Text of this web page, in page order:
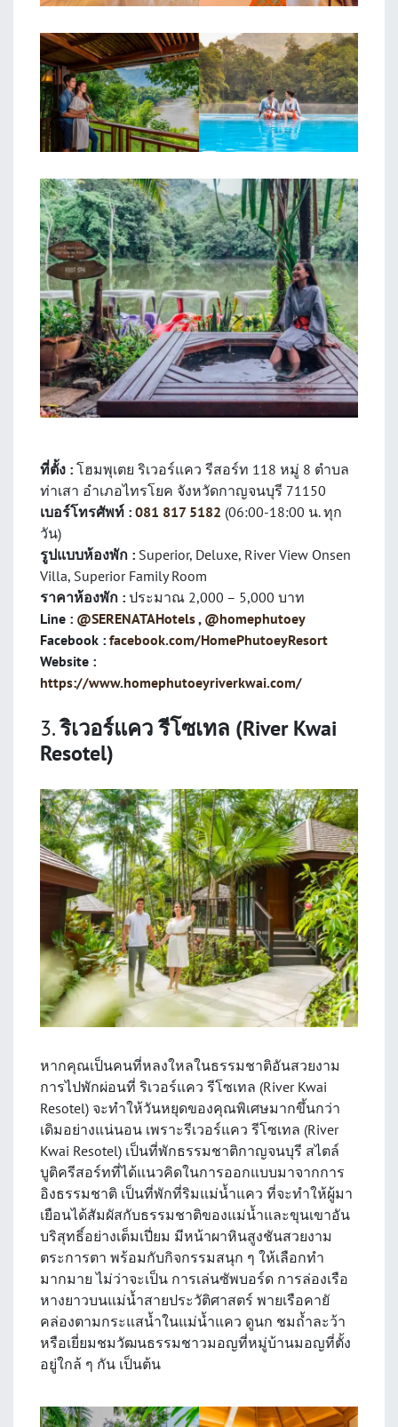
ที่ตั้ง : โฮมพุเตย ริเวอร์แคว รีสอร์ท 118 หมู่ 8 ตำบล
ท่าเสา อำเภอไทรโยค จังหวัดกาญจนบุรี 71150
เบอร์โทรศัพท์ : 081 817 5182 (06:00-18:00 น. ทุก
วัน)
รูปแบบห้องพัก : Superior, Deluxe, River View Onsen
Villa, Superior Family Room
ราคาห้องพัก : ประมาณ 2,000 – 5,000 บาท
Line : @SERENATAHotels, @homephutoey
Facebook : facebook.com/HomePhutoeyResort
Website :
https://www.homephutoeyriverkwai.com/
3.ริเวอร์แคว รีโซเทล (River Kwai
Resotel)
หากคุณเป็นคนที่หลงใหลในธรรมชาติอันสวยงาม
การไปพักผ่อนที่ ริเวอร์แคว รีโซเทล (River Kwai
Resotel) จะทำให้วันหยุดของคุณพิเศษมากขึ้นกว่า
เดิมอย่างแน่นอน เพราะรีเวอร์แคว รีโซเทล (River
Kwai Resotel) เป็นที่พักธรรมชาติกาญจนบุรี สไตล์
บูติครีสอร์ทที่ได้แนวคิดในการออกแบบมาจากการ
อิงธรรมชาติ เป็นที่พักที่ริมแม่น้ำแคว ที่จะทำให้ผู้มา
เยือนได้สัมผัสกับธรรมชาติของแม่น้ำและขุนเขาอัน
บริสุทธิ์อย่างเต็มเปี่ยม มีหน้าผาหินสูงชันสวยงาม
ตระการตา พร้อมกับกิจกรรมสนุก ๆ ให้เลือกทำ
มากมาย ไม่ว่าจะเป็น การเล่นซัพบอร์ด การล่องเรือ
หางยาวบนแม่น้ำสายประวัติศาสตร์ พายเรือคายั
คล่องตามกระแสน้ำในแม่น้ำแคว ดูนก ชมถ้ำละว้า
หรือเยี่ยมชมวัฒนธรรมชาวมอญที่หมู่บ้านมอญที่ตั้ง
อยู่ใกล้ ๆ กัน เป็นต้น